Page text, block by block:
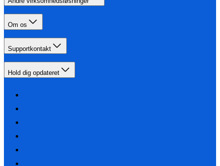
Om os
Supportkontakt
Hold dig opdateret